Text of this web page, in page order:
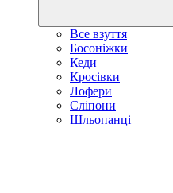
Все взуття
Босоніжки
Кеди
Кросівки
Лофери
Сліпони
Шльопанці